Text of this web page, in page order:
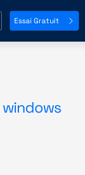
Essai Gratuit
windows